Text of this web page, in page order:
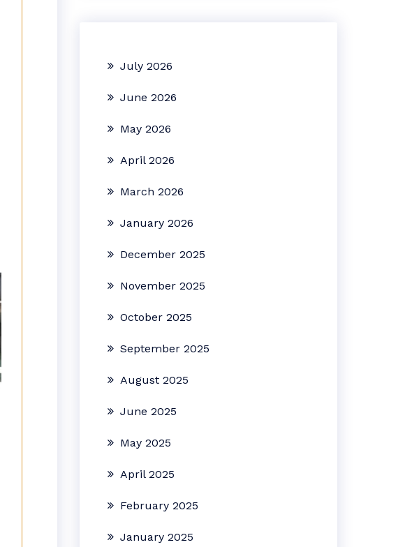
July 2026
June 2026
May 2026
April 2026
March 2026
January 2026
December 2025
November 2025
October 2025
September 2025
August 2025
June 2025
May 2025
April 2025
February 2025
January 2025